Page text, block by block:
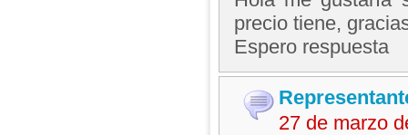
precio tiene,
Espero respuesta
27 de marzo